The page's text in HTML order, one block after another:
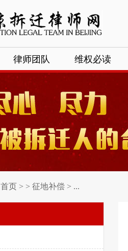
律师团队 维权必读
首页 > > 征地补偿 > ...